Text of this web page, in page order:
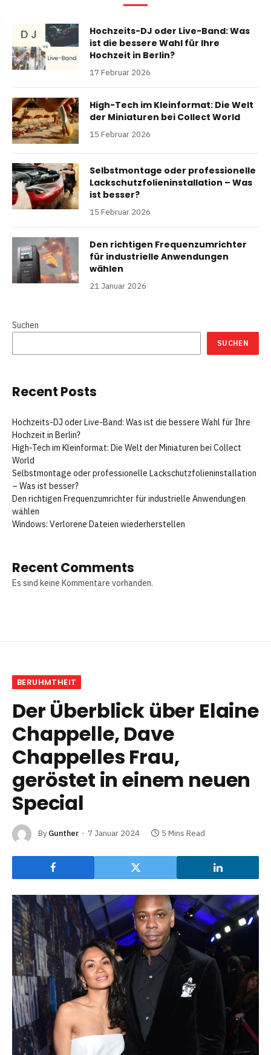
Hochzeits-DJ oder Live-Band: Was
ist die bessere Wahl für Ihre
Hochzeit in Berlin?
17 Februar 2026
High-Tech im Kleinformat: Die Welt
der Miniaturen bei Collect World
15 Februar 2026
Selbstmontage oder professionelle
Lackschutzfolieninstallation – Was
ist besser?
15 Februar 2026
Den richtigen Frequenzumrichter
für industrielle Anwendungen
wählen
21 Januar 2026
Suchen
SUCHEN
Recent Posts
Hochzeits-DJ oder Live-Band: Was ist die bessere Wahl für Ihre
Hochzeit in Berlin?
High-Tech im Kleinformat: Die Welt der Miniaturen bei Collect
World
Selbstmontage oder professionelle Lackschutzfolieninstallation
– Was ist besser?
Den richtigen Frequenzumrichter für industrielle Anwendungen
wählen
Windows: Verlorene Dateien wiederherstellen
Recent Comments
Es sind keine Kommentare vorhanden.
BERUHMTHEIT
Der Überblick über Elaine
Chappelle, Dave
Chappelles Frau,
geröstet in einem neuen
Special
By Gunther 7 Januar 2024 5 Mins Read